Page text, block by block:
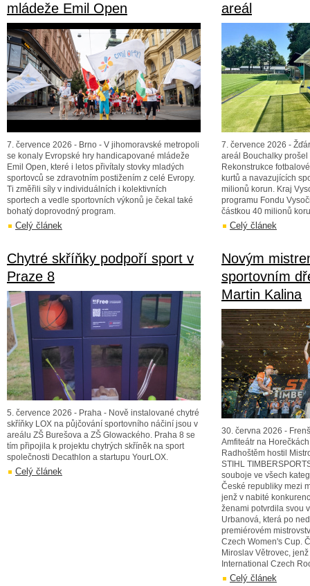
mládeže Emil Open
7. července 2026 - Brno - V jihomoravské metropoli
se konaly Evropské hry handicapované mládeže
Emil Open, které i letos přivítaly stovky mladých
sportovců se zdravotním postižením z celé Evropy.
Ti změřili síly v individuálních i kolektivních
sportech a vedle sportovních výkonů je čekal také
bohatý doprovodný program.
Celý článek
areál
7. července 2026 -
areál Bouchalky
Rekonstrukce
kurtů a navazujících
milionů korun. Kraj
programu Fondu
částkou 40 milionů
Celý článek
Chytré skříňky podpoří sport v
Praze 8
5. července 2026 - Praha - Nově instalované chytré
skříňky LOX na půjčování sportovního náčiní jsou v
areálu ZŠ Burešova a ZŠ Glowackého. Praha 8 se
tím připojila k projektu chytrých skříněk na sport
společnosti Decathlon a startupu YourLOX.
Celý článek
Novým
sportovním
Martin Kalina
30. června 2026 -
Amfiteátr na
Radhoštěm hostil
STIHL
souboje ve všech
České republiky mezi
jenž v nabité
ženami potvrdila svou
Urbanová, která po
premiérovém
Czech Women's Cup.
Miroslav Větrovec,
International Czech
Celý článek